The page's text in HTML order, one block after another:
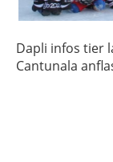
Dapli infos tier
Cantunala